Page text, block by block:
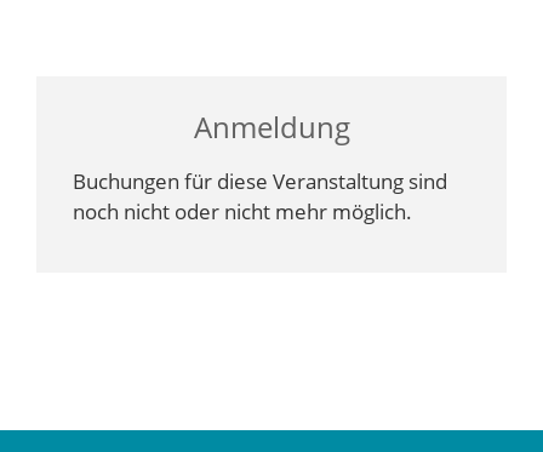
Anmeldung
Buchungen für diese Veranstaltung sind
noch nicht oder nicht mehr möglich.